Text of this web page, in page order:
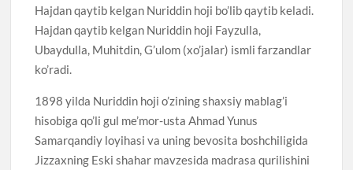
Hajdan qaytib kelgan Nuriddin hoji bo’lib qaytib keladi.
Hajdan qaytib kelgan Nuriddin hoji Fayzulla,
Ubaydulla, Muhitdin, G’ulom (xo’jalar) ismli farzandlar
ko’radi.
1898 yilda Nuriddin hoji o’zining shaxsiy mablag’i
hisobiga qo’li gul me’mor-usta Ahmad Yunus
Samarqandiy loyihasi va uning bevosita boshchiligida
Jizzaxning Eski shahar mavzesida madrasa qurilishini